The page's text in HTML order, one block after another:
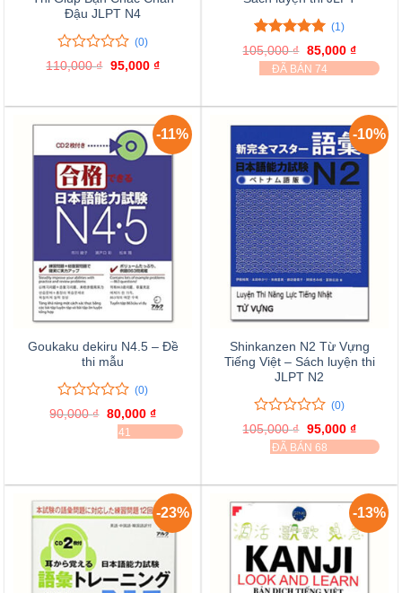
Đậu JLPT N4
0
trên
0
đánh
(0)
110,000₫ Giá
95,000 ₫Giá
95,000 ₫.
5.00trên 5
1
đánh giá
(1)
105,000₫ Giá
gốc
là:
85,000 ₫Giá
hiện
tại
ĐÃ BÁN 74
-11%
Goukaku dekiru N4.5 – Đề
thi mẫu
0
trên
0
(0)
90,000₫ Giá
gốc
là:
80,000 ₫Giá
hiện
tại
ĐÃ BÁN 41
-10%
Shinkanzen N2 Từ Vựng
Tiếng Việt – Sách luyện thi
JLPT N2
0
trên
0
giá
(0)
105,000₫ Giá
gốc
là:
95,000 ₫Giá
hiện
tại
ĐÃ BÁN 68
-23% -13%